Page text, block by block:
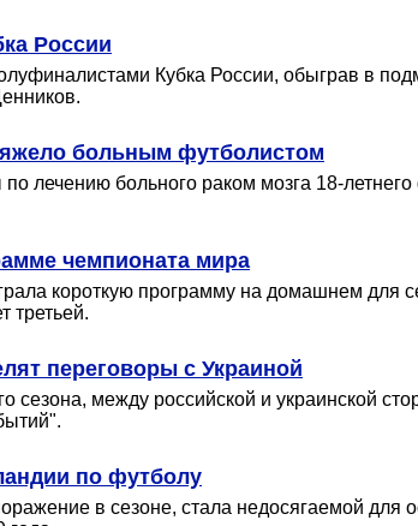
России
Кубка России, обыграв в
больным футболистом
лечению больного раком мозга 18-
чемпионата мира
короткую программу на домашнем для
третьей.
переговоры c Украиной
сезона, между российской и украинской
по футболу
в сезоне, стала недосягаемой для